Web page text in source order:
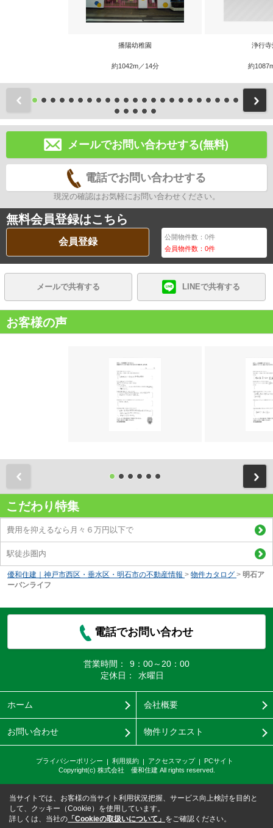
播陽幼稚園
約1042m／14分
浄行寺
約
前
メールでお問い合わせする(無料)
電話でお問い合わせする
現況の確認はお気軽にお問い合わせください。
無料会員登録はこちら
会員登録 公開物件数：0件
会員物件数：0件
メールで共有する LINEで共有する
お客様の声
こだわり特集
費用を抑えるなら月々６万円以下で
駅徒歩圏内
優和住建｜神戸市西区・垂水区・明石市の不動産情報 > 物件カタログ > 明石ア
ーバンライフ
電話でお問い合わせ
営業時間：
9：00～20：00
定休日：
水曜日
ホーム 会社概要
お問い合わせ 物件リクエスト
プライバシーポリシー 利用規約 アクセスマップ
PCサイト
Copyright(c) 株式会社 優和住建 All rights reserved.
当サイトでは、お客様の当サイト利用状況把握、サービス向上検討を目的と
して、クッキー（Cookie）を使用しています。
詳しくは、当社の 「Cookieの取扱いについて」 をご確認ください。